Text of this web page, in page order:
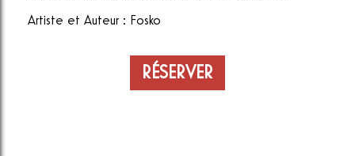
Artiste et Auteur : Fosko
RÉSERVER